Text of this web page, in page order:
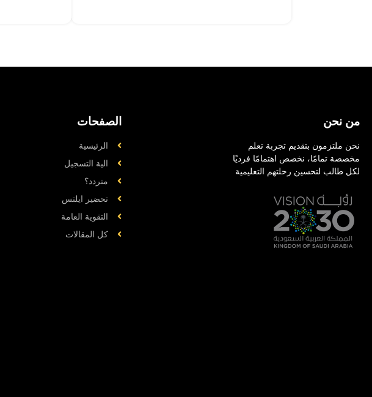
من نحن
نحن ملتزمون بتقديم تجربة تعلم
مخصصة تمامًا، نخصص اهتمامًا فرديًا
لكل طالب لتحسين رحلتهم التعليمية
الصفحات
الرئيسية
الية التسجيل
متردد؟
تحضیر ایلتس
التقوية العامة
کل المقالات